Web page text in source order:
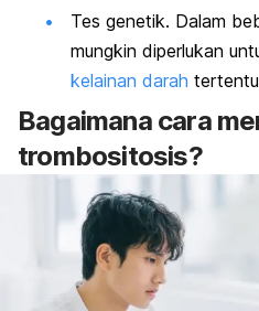
Tes genetik. Dalam
mungkin diperlukan
kelainan darah
Bagaimana cara
trombositosis?